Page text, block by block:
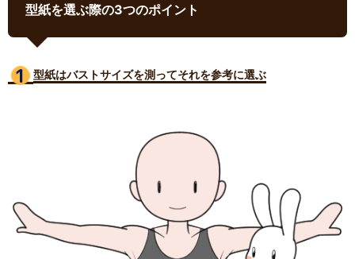
型紙を選ぶ際の3つのポイント
型紙はバストサイズを測ってそれを参考に選ぶ